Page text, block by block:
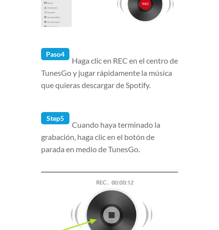
Paso4
Haga clic en REC en el centro de
TunesGo y jugar rápidamente la música
que quieras descargar de Spotify.
Step5
Cuando haya terminado la
grabación, haga clic en el botón de
parada en medio de TunesGo.